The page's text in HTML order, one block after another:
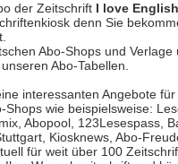
der Zeitschrift I love
denn Sie
Abo-Shops und Verlage
Abo-Tabellen.
interessanten Angebote
wie beispielsweise:
Abopool, 123Lesespass,
Kiosknews, Abo-
für weit über 100